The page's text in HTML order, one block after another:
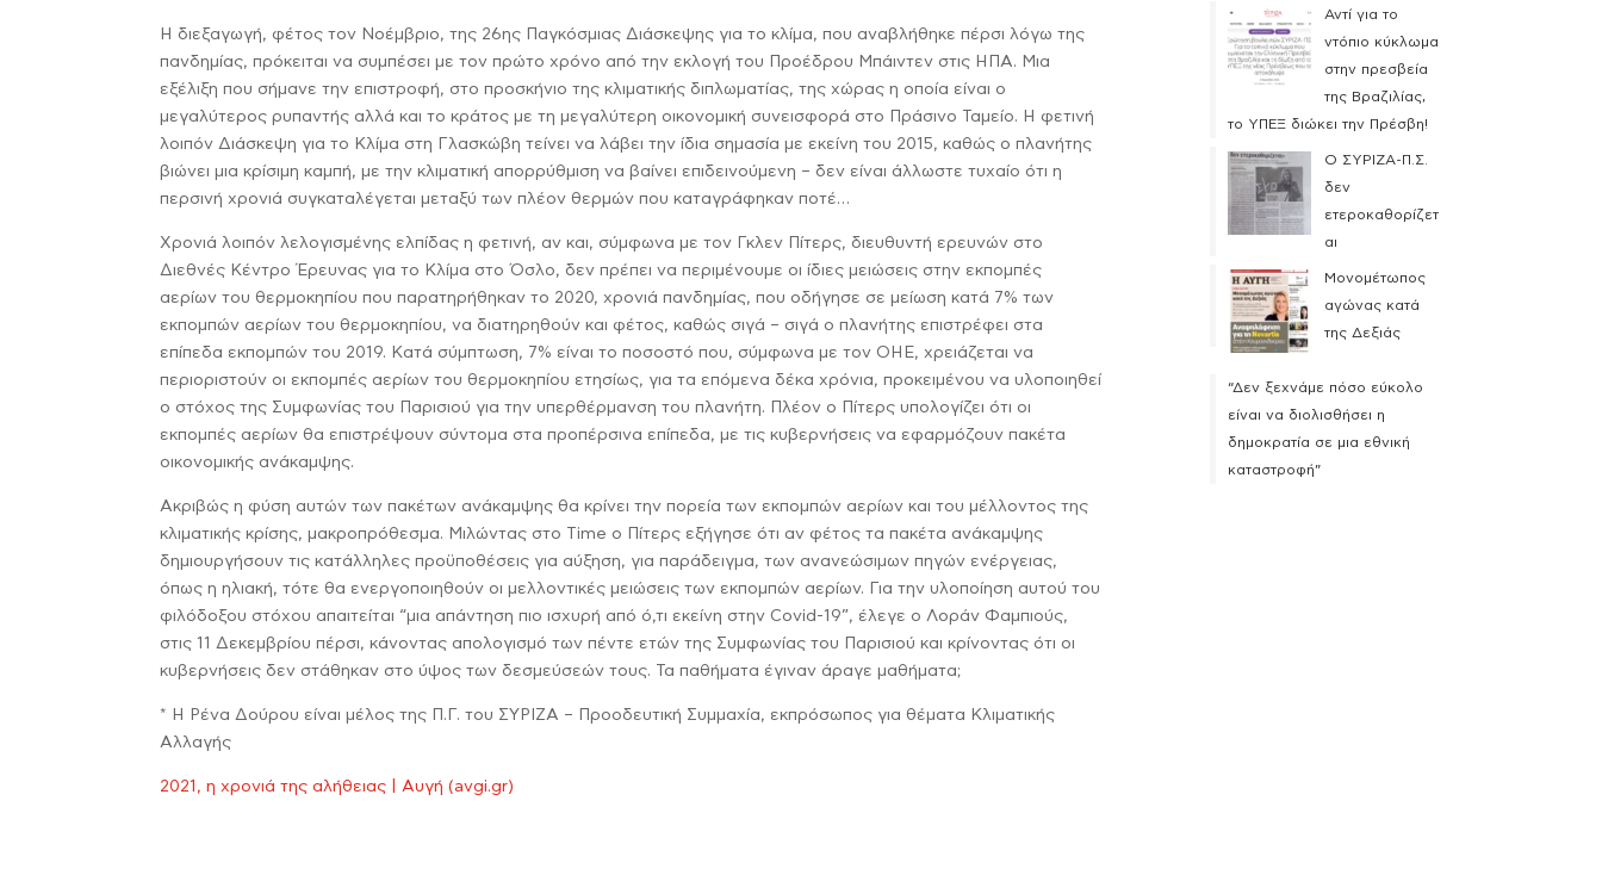
Η διεξαγωγή, φέτος τον Νοέμβριο, της 26ης Παγκόσμιας Διάσκεψης για το κλίμα, που αναβλήθηκε πέρσι λόγω της
πανδημίας, πρόκειται να συμπέσει με τον πρώτο χρόνο από την εκλογή του Προέδρου Μπάιντεν στις ΗΠΑ. Μια
εξέλιξη που σήμανε την επιστροφή, στο προσκήνιο της κλιματικής διπλωματίας, της χώρας η οποία είναι ο
μεγαλύτερος ρυπαντής αλλά και το κράτος με τη μεγαλύτερη οικονομική συνεισφορά στο Πράσινο Ταμείο. Η φετινή
λοιπόν Διάσκεψη για το Κλίμα στη Γλασκώβη τείνει να λάβει την ίδια σημασία με εκείνη του 2015, καθώς ο πλανήτης
βιώνει μια κρίσιμη καμπή, με την κλιματική απορρύθμιση να βαίνει επιδεινούμενη – δεν είναι άλλωστε τυχαίο ότι η
περσινή χρονιά συγκαταλέγεται μεταξύ των πλέον θερμών που καταγράφηκαν ποτέ…
Χρονιά λοιπόν λελογισμένης ελπίδας η φετινή, αν και, σύμφωνα με τον Γκλεν Πίτερς, διευθυντή ερευνών στο
Διεθνές Κέντρο Έρευνας για το Κλίμα στο Όσλο, δεν πρέπει να περιμένουμε οι ίδιες μειώσεις στην εκπομπές
αερίων του θερμοκηπίου που παρατηρήθηκαν το 2020, χρονιά πανδημίας, που οδήγησε σε μείωση κατά 7% των
εκπομπών αερίων του θερμοκηπίου, να διατηρηθούν και φέτος, καθώς σιγά – σιγά ο πλανήτης επιστρέφει στα
επίπεδα εκπομπών του 2019. Κατά σύμπτωση, 7% είναι το ποσοστό που, σύμφωνα με τον ΟΗΕ, χρειάζεται να
περιοριστούν οι εκπομπές αερίων του θερμοκηπίου ετησίως, για τα επόμενα δέκα χρόνια, προκειμένου να υλοποιηθεί
ο στόχος της Συμφωνίας του Παρισιού για την υπερθέρμανση του πλανήτη. Πλέον ο Πίτερς υπολογίζει ότι οι
εκπομπές αερίων θα επιστρέψουν σύντομα στα προπέρσινα επίπεδα, με τις κυβερνήσεις να εφαρμόζουν πακέτα
οικονομικής ανάκαμψης.
Ακριβώς η φύση αυτών των πακέτων ανάκαμψης θα κρίνει την πορεία των εκπομπών αερίων και του μέλλοντος της
κλιματικής κρίσης, μακροπρόθεσμα. Μιλώντας στο Time ο Πίτερς εξήγησε ότι αν φέτος τα πακέτα ανάκαμψης
δημιουργήσουν τις κατάλληλες προϋποθέσεις για αύξηση, για παράδειγμα, των ανανεώσιμων πηγών ενέργειας,
όπως η ηλιακή, τότε θα ενεργοποιηθούν οι μελλοντικές μειώσεις των εκπομπών αερίων. Για την υλοποίηση αυτού του
φιλόδοξου στόχου απαιτείται “μια απάντηση πιο ισχυρή από ό,τι εκείνη στην Covid-19”, έλεγε ο Λοράν Φαμπιούς,
στις 11 Δεκεμβρίου πέρσι, κάνοντας απολογισμό των πέντε ετών της Συμφωνίας του Παρισιού και κρίνοντας ότι οι
κυβερνήσεις δεν στάθηκαν στο ύψος των δεσμεύσεών τους. Τα παθήματα έγιναν άραγε μαθήματα;
* Η Ρένα Δούρου είναι μέλος της Π.Γ. του ΣΥΡΙΖΑ – Προοδευτική Συμμαχία, εκπρόσωπος για θέματα Κλιματικής
Αλλαγής
2021, η χρονιά της αλήθειας | Αυγή (avgi.gr)
Αντί για το
ντόπιο κύκλωμα
στην πρεσβεία
της Βραζιλίας,
το ΥΠΕΞ διώκει την Πρέσβη!
Ο ΣΥΡΙΖΑ-Π.Σ.
δεν
ετεροκαθορίζετ
αι
Μονομέτωπος
αγώνας κατά
της Δεξιάς
“Δεν ξεχνάμε πόσο εύκολο
είναι να διολισθήσει η
δημοκρατία σε μια εθνική
καταστροφή”